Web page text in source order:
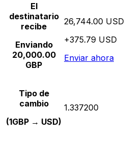
El
destinatario
recibe
Enviando
20,000.00
GBP
26,744.00 USD
+375.79 USD
Enviar ahora
Tipo de
cambio
(1GBP → USD)
1.337200